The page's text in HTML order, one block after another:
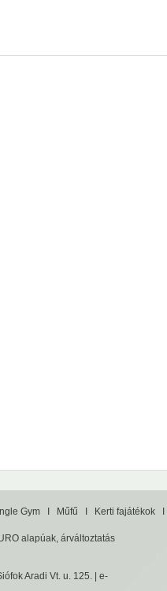
GymI Műfű Kerti fajátékokI
alapúak, árváltoztatás
Aradi Vt. u. 125. | e-